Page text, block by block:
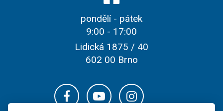
pondělí - pátek
9:00 - 17:00
Lidická 1875 / 40
602 00 Brno